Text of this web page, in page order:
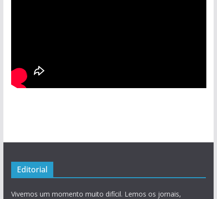
Editorial
Vivemos um momento muito difícil. Lemos os jornais,